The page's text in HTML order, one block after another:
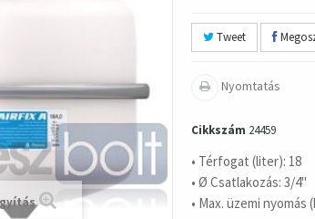
Tweet
Nyomtatás
Cikkszám 24459
• Térfogat (liter): 18
• Ø Csatlakozás: 3/4"
• Max. üzemi nyomás